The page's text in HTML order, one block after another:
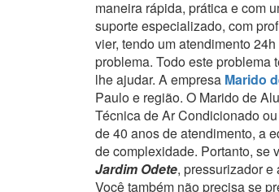
maneira rápida, prática e com
suporte especializado, com
vier, tendo um atendimento
problema. Todo este problema
lhe ajudar. A empresa Marido
Paulo e região. O Marido de
Técnica de Ar Condicionado ou
de 40 anos de atendimento, a
de complexidade. Portanto, se
Jardim Odete, pressurizador
Você também não precisa se